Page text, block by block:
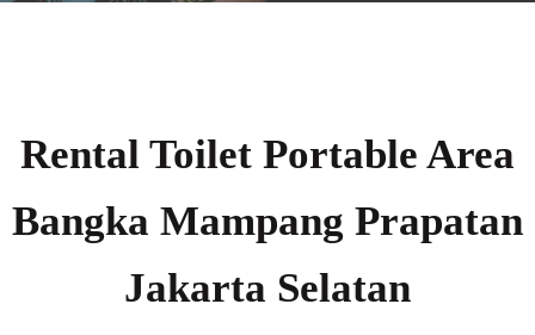
Rental Toilet Portable Area
Bangka Mampang Prapatan
Jakarta Selatan